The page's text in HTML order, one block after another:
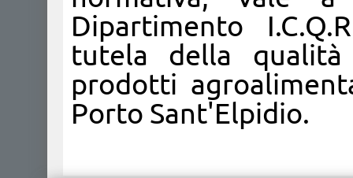
Dipartimento
tutela della
prodotti
Porto Sant'Elpidio.